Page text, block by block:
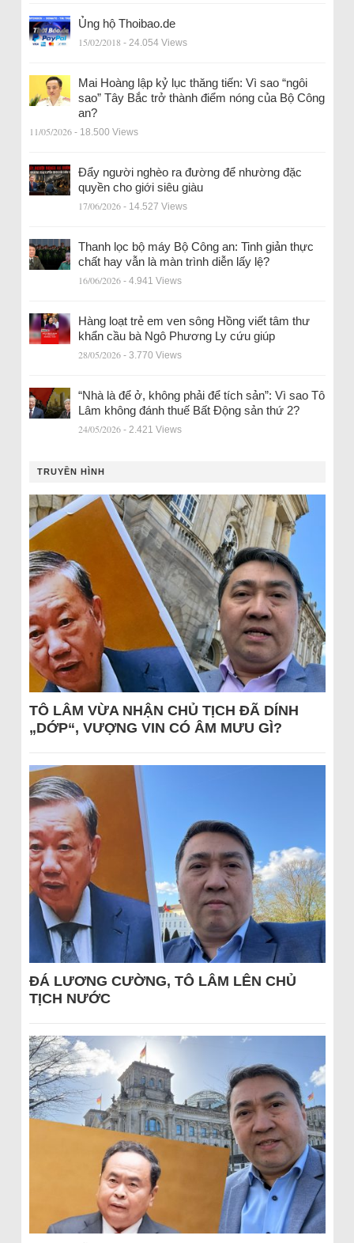
Ủng hộ Thoibao.de
15/02/2018 - 24.054 Views
Mai Hoàng lập kỷ lục thăng tiến: Vì sao “ngôi
sao” Tây Bắc trở thành điểm nóng của Bộ Công
an?
11/05/2026 - 18.500 Views
Đẩy người nghèo ra đường để nhường đặc
quyền cho giới siêu giàu
17/06/2026 - 14.527 Views
Thanh lọc bộ máy Bộ Công an: Tinh giản thực
chất hay vẫn là màn trình diễn lấy lệ?
16/06/2026 - 4.941 Views
Hàng loạt trẻ em ven sông Hồng viết tâm thư
khẩn cầu bà Ngô Phương Ly cứu giúp
28/05/2026 - 3.770 Views
“Nhà là để ở, không phải để tích sản”: Vì sao Tô
Lâm không đánh thuế Bất Động sản thứ 2?
24/05/2026 - 2.421 Views
TRUYỀN HÌNH
TÔ LÂM VỪA NHẬN CHỦ TỊCH ĐÃ DÍNH
„DỚP“, VƯỢNG VIN CÓ ÂM MƯU GÌ?
ĐÁ LƯƠNG CƯỜNG, TÔ LÂM LÊN CHỦ
TỊCH NƯỚC